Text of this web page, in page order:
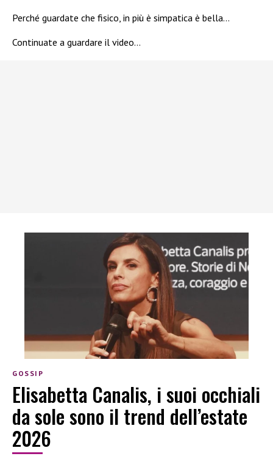
Perché guardate che fisico, in più è simpatica è bella…
Continuate a guardare il video…
GOSSIP
Elisabetta Canalis, i suoi occhiali
da sole sono il trend dell’estate
2026